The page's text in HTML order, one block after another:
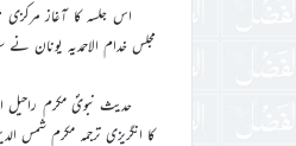
اس جلسہ کا آغاز مرکزی
مجلس خدام الاحمدیہ یونان نے سورۃالجمعہ کی ابتدائی 5آیات کی
حدیث نبویؐ مکرم راحیل
کا انگریزی ترجمہ مکرم شمس